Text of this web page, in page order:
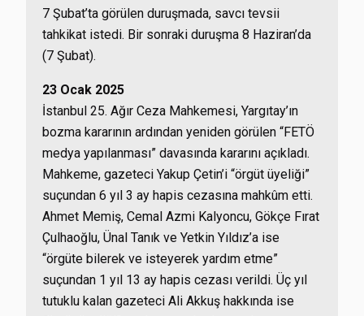
7 Şubat’ta görülen duruşmada, savcı tevsii
tahkikat istedi. Bir sonraki duruşma 8 Haziran’da
(7 Şubat).
23 Ocak 2025
İstanbul 25. Ağır Ceza Mahkemesi, Yargıtay’ın
bozma kararının ardından yeniden görülen “FETÖ
medya yapılanması” davasında kararını açıkladı.
Mahkeme, gazeteci Yakup Çetin’i “örgüt üyeliği”
suçundan 6 yıl 3 ay hapis cezasına mahkûm etti.
Ahmet Memiş, Cemal Azmi Kalyoncu, Gökçe Fırat
Çulhaoğlu, Ünal Tanık ve Yetkin Yıldız’a ise
“örgüte bilerek ve isteyerek yardım etme”
suçundan 1 yıl 13 ay hapis cezası verildi. Üç yıl
tutuklu kalan gazeteci Ali Akkuş hakkında ise